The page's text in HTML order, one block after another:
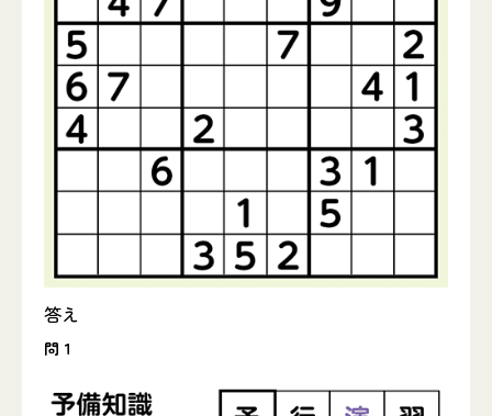
答え
問１